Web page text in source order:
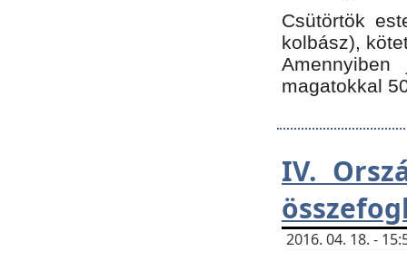
Csütörtök
kolbász),
Amennyiben
magatokkal
IV.
2016. 04. 18. -